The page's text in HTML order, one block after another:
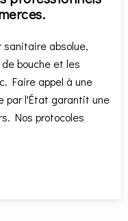
sanitaire absolue,
bouche et les
Faire appel à une
par l'État garantit une
Nos protocoles